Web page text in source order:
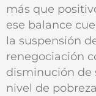
más que
ese balance
la suspensión
renegociación
disminución de
nivel de